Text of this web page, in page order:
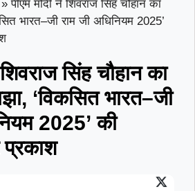
»पीएम मोदी ने शिवराज सिंह चौहान का
भारत–जी राम जी अधिनियम 2025’
सिंह चौहान का
‘विकसित भारत–जी
2025’ की
प्रकाश